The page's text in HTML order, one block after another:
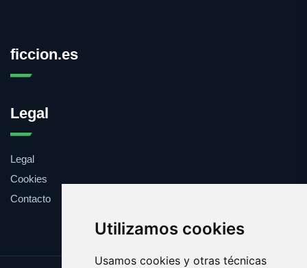
Utilizamos cookies
Usamos cookies y otras técnicas
ficcion.es
Legal
Legal
Cookies
Contacto